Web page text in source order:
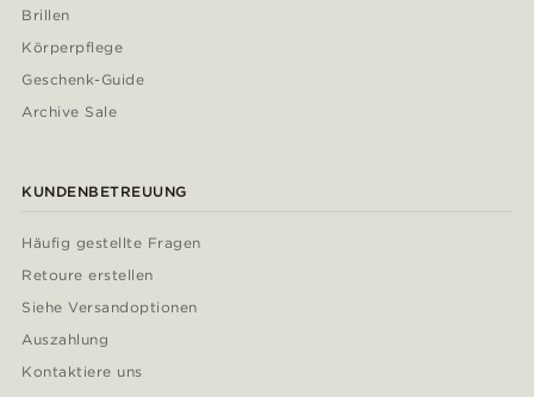
Brillen
Körperpflege
Geschenk-Guide
Archive Sale
KUNDENBETREUUNG
Häufig gestellte Fragen
Retoure erstellen
Siehe Versandoptionen
Auszahlung
Kontaktiere uns